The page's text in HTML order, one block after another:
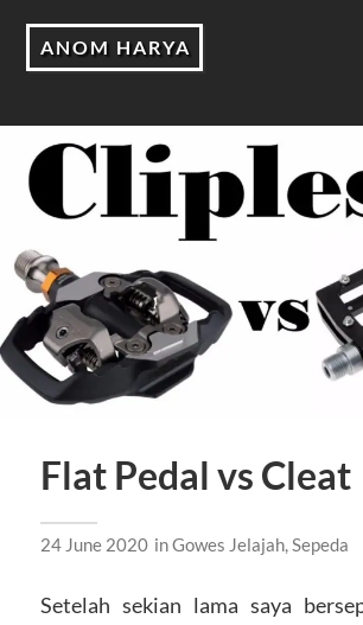
ANOM HARYA
Flat Pedal vs Cleat
24 June 2020 inGowes Jelajah, Sepeda
Setelah sekian lama saya